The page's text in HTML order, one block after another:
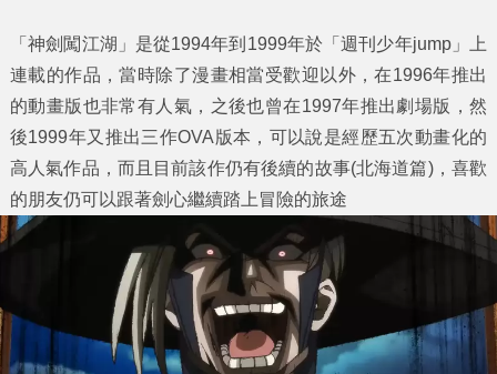
「神劍闖江湖」是從1994年到1999年於「週刊少年jump」上
連載的作品，當時除了漫畫相當受歡迎以外，在1996年推出
的動畫版也非常有人氣，之後也曾在1997年推出劇場版，然
後1999年又推出三作OVA版本，可以說是經歷五次動畫化的
高人氣作品，而且目前該作仍有後續的故事(北海道篇)，喜歡
的朋友仍可以跟著劍心繼續踏上冒險的旅途